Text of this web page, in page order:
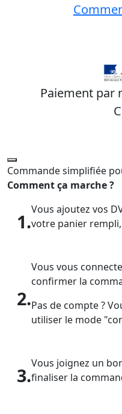
Paiement par
Commande simplifiée
Comment ça marche ?
1.
Vous ajoutez vos
votre panier
2.
Vous vous
confirmer la
Pas de compte ?
utiliser le mode
3.
Vous joignez un
finaliser la